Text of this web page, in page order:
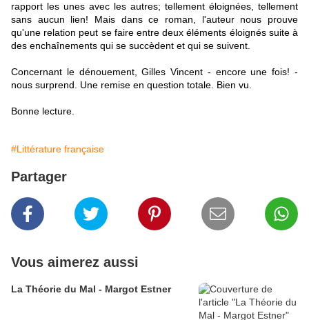
rapport les unes avec les autres; tellement éloignées, tellement
sans aucun lien! Mais dans ce roman, l'auteur nous prouve
qu'une relation peut se faire entre deux éléments éloignés suite à
des enchaînements qui se succèdent et qui se suivent.
Concernant le dénouement, Gilles Vincent - encore une fois! -
nous surprend. Une remise en question totale. Bien vu.
Bonne lecture.
#Littérature française
Partager
Vous aimerez aussi
La Théorie du Mal - Margot Estner